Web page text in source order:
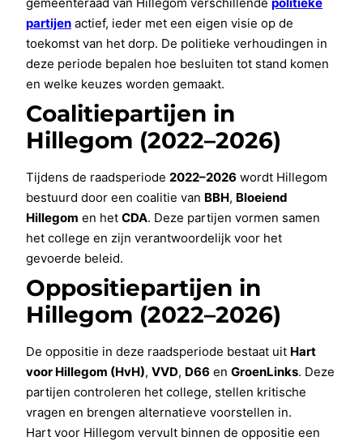
partijen actief, ieder met een eigen visie op de
toekomst van het dorp. De politieke verhoudingen in
deze periode bepalen hoe besluiten tot stand komen
en welke keuzes worden gemaakt.
Coalitiepartijen in
Hillegom (2022–2026)
Tijdens de raadsperiode 2022–2026 wordt Hillegom
bestuurd door een coalitie van BBH, Bloeiend
Hillegom en het CDA. Deze partijen vormen samen
het college en zijn verantwoordelijk voor het
gevoerde beleid.
Oppositiepartijen in
Hillegom (2022–2026)
De oppositie in deze raadsperiode bestaat uit Hart
voor Hillegom (HvH), VVD, D66 en GroenLinks. Deze
partijen controleren het college, stellen kritische
vragen en brengen alternatieve voorstellen in.
Hart voor Hillegom vervult binnen de oppositie een